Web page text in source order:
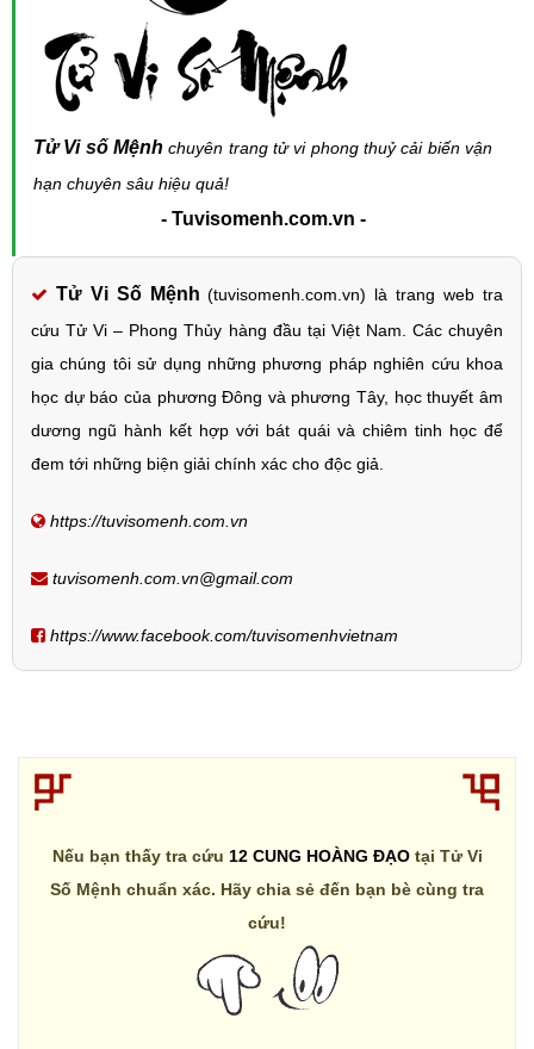
Tử Vi số Mệnh chuyên trang tử vi phong thuỷ cải biến vận
hạn chuyên sâu hiệu quả!
- Tuvisomenh.com.vn -
Tử Vi Số Mệnh (tuvisomenh.com.vn) là trang web tra
cứu Tử Vi – Phong Thủy hàng đầu tại Việt Nam. Các chuyên
gia chúng tôi sử dụng những phương pháp nghiên cứu khoa
học dự báo của phương Đông và phương Tây, học thuyết âm
dương ngũ hành kết hợp với bát quái và chiêm tinh học để
đem tới những biện giải chính xác cho độc giả.
https://tuvisomenh.com.vn
tuvisomenh.com.vn@gmail.com
https://www.facebook.com/tuvisomenhvietnam
Nếu bạn thấy tra cứu 12 CUNG HOÀNG ĐẠOtại Tử Vi
Số Mệnh chuẩn xác. Hãy chia sẻ đến bạn bè cùng tra
cứu!